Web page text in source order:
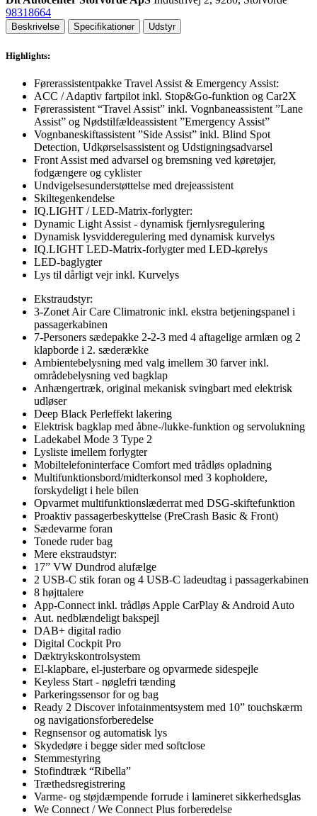
98318664
Beskrivelse Specifikationer Udstyr
Highlights:
Førerassistentpakke Travel Assist & Emergency Assist:
ACC / Adaptiv fartpilot inkl. Stop&Go-funktion og Car2X
Førerassistent “Travel Assist” inkl. Vognbaneassistent ”Lane
Assist” og Nødstilfældeassistent ”Emergency Assist”
Vognbaneskiftassistent ”Side Assist” inkl. Blind Spot
Detection, Udkørselsassistent og Udstigningsadvarsel
Front Assist med advarsel og bremsning ved køretøjer,
fodgængere og cyklister
Undvigelsesunderstøttelse med drejeassistent
Skiltegenkendelse
IQ.LIGHT / LED-Matrix-forlygter:
Dynamic Light Assist - dynamisk fjernlysregulering
Dynamisk lysvidderegulering med dynamisk kurvelys
IQ.LIGHT LED-Matrix-forlygter med LED-kørelys
LED-baglygter
Lys til dårligt vejr inkl. Kurvelys
Ekstraudstyr:
3-Zonet Air Care Climatronic inkl. ekstra betjeningspanel i
passagerkabinen
7-Personers sædepakke 2-2-3 med 4 aftagelige armlæn og 2
klapborde i 2. sæderække
Ambientebelysning med valg imellem 30 farver inkl.
områdebelysning ved bagklap
Anhængertræk, original mekanisk svingbart med elektrisk
udløser
Deep Black Perleffekt lakering
Elektrisk bagklap med åbne-/lukke-funktion og servolukning
Ladekabel Mode 3 Type 2
Lysliste imellem forlygter
Mobiltelefoninterface Comfort med trådløs opladning
Multifunktionsbord/midterkonsol med 3 kopholdere,
forskydeligt i hele bilen
Opvarmet multifunktionslæderrat med DSG-skiftefunktion
Proaktiv passagerbeskyttelse (PreCrash Basic & Front)
Sædevarme foran
Tonede ruder bag
Mere ekstraudstyr:
17” VW Dundrod alufælge
2 USB-C stik foran og 4 USB-C ladeudtag i passagerkabinen
8 højttalere
App-Connect inkl. trådløs Apple CarPlay & Android Auto
Aut. nedblændeligt bakspejl
DAB+ digital radio
Digital Cockpit Pro
Dæktrykskontrolsystem
El-klapbare, el-justerbare og opvarmede sidespejle
Keyless Start - nøglefri tænding
Parkeringssensor for og bag
Ready 2 Discover infotainmentsystem med 10” touchskærm
og navigationsforberedelse
Regnsensor og automatisk lys
Skydedøre i begge sider med softclose
Stemmestyring
Stofindtræk “Ribella”
Træthedsregistrering
Varme- og støjdæmpende forrude i lamineret sikkerhedsglas
We Connect / We Connect Plus forberedelse